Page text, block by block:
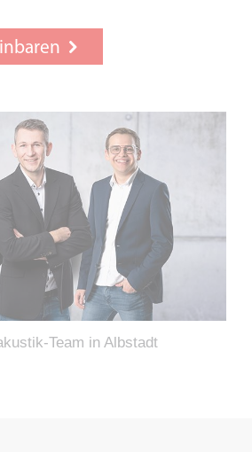
Team in Albstadt